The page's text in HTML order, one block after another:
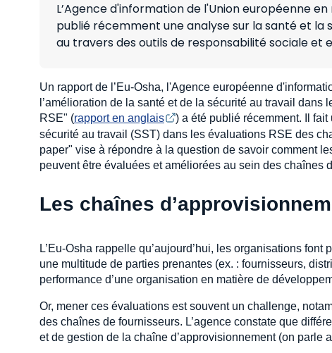
L’Agence d'information de l'Union européenne
publié récemment une analyse sur la santé et la
au travers des outils de responsabilité sociale et
Un rapport de l’Eu-Osha, l'Agence européenne
l’amélioration de la santé et de la sécurité au travail
RSE" (rapport en anglais
) a été publié récemment. Il
sécurité au travail (SST) dans les évaluations RSE des
paper" vise à répondre à la question de savoir comment
peuvent être évaluées et améliorées au sein des chaînes
Les chaînes
L’Eu-Osha rappelle qu’aujourd’hui, les organisations
une multitude de parties prenantes (ex. : fournisseurs,
performance d’une organisation en matière de
Or, mener ces évaluations est souvent un challenge,
des chaînes de fournisseurs. L’agence constate que
et de gestion de la chaîne d’approvisionnement (on